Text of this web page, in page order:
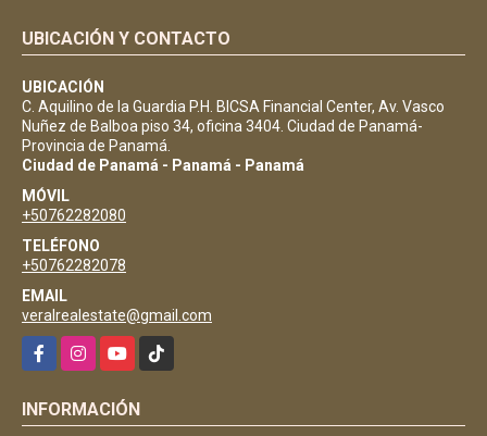
UBICACIÓN Y CONTACTO
UBICACIÓN
C. Aquilino de la Guardia P.H. BICSA Financial Center, Av. Vasco
Nuñez de Balboa piso 34, oficina 3404. Ciudad de Panamá-
Provincia de Panamá.
Ciudad de Panamá - Panamá - Panamá
MÓVIL
+50762282080
TELÉFONO
+50762282078
EMAIL
veralrealestate@gmail.com
FacebookInstagramYouTubeTikTok
INFORMACIÓN